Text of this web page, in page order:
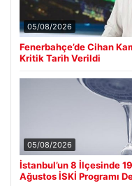
Fenerbahçe’de Cihan
Kritik Tarih Verildi
İstanbul’un 8 İlçesinde
Ağustos İSKİ Programı